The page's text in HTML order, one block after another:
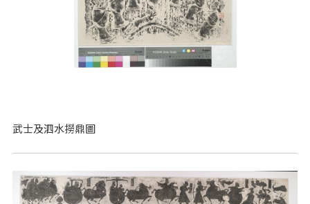
武士及泗水撈鼎圖